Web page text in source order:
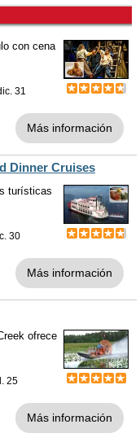
con cena
31
Más información
Dinner Cruises
turísticas
30
Más información
ofrece
25
Más información